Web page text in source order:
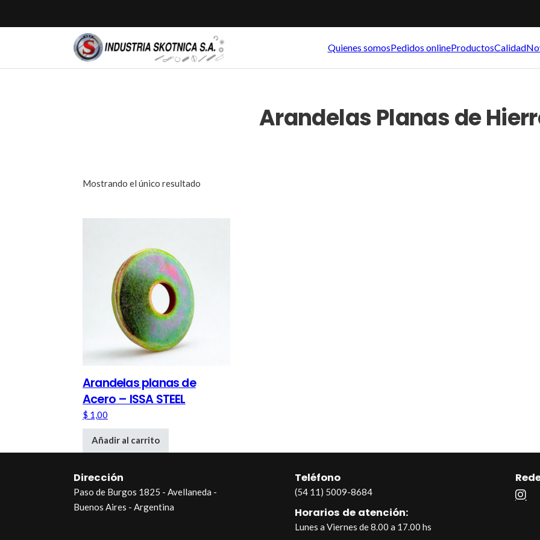
Quienes somosPedidos onlineProductosCalidad
Arandelas Planas de
Mostrando el único resultado
Arandelas planas de
Acero – ISSA STEEL
$ 1,00
Añadir al carrito
Dirección
Paso de Burgos 1825 - Avellaneda -
Buenos Aires - Argentina
Teléfono
(54 11) 5009-8684
Horarios de atención:
Lunes a Viernes de 8.00 a 17.00 hs